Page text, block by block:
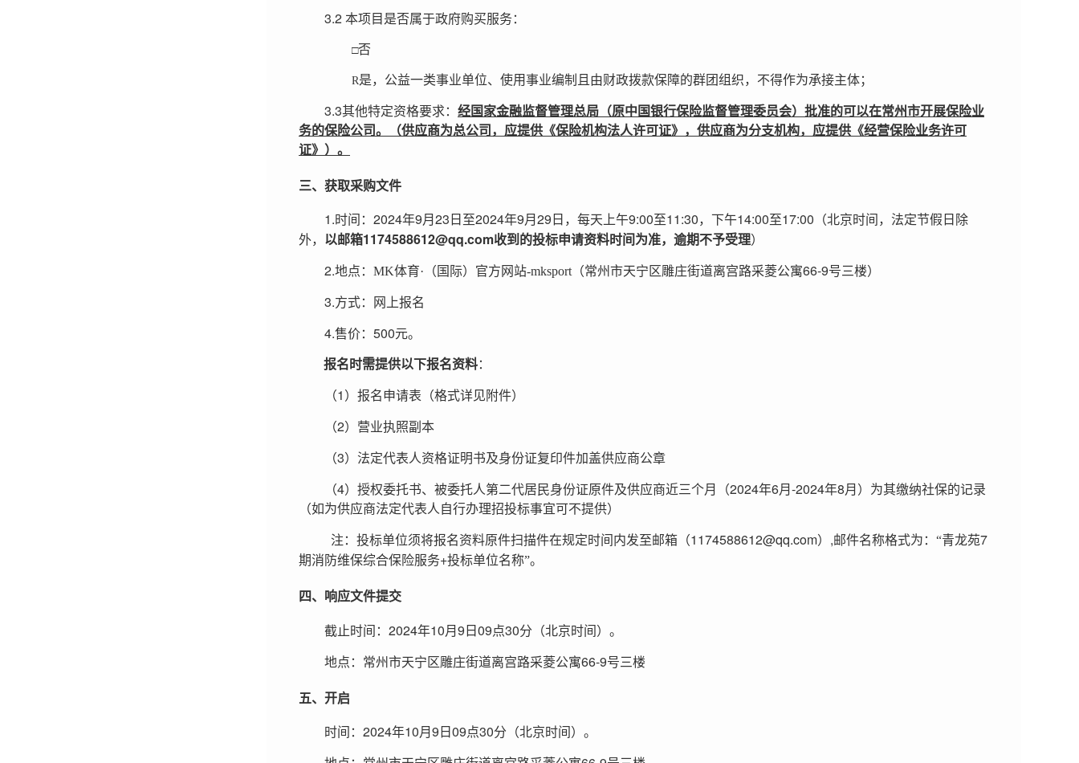
3.2 本项目是否属于政府购买服务：
□否
R是，公益一类事业单位、使用事业编制且由财政拨款保障的群团组织，不得作为承接主体；
3.3其他特定资格要求： 经国家金融监督管理总局（原中国银行保险监督管理委员会）批准的可以在常州市开展保险业
务的保险公司。（供应商为总公司，应提供《保险机构法人许可证》，供应商为分支机构，应提供《经营保险业务许可
证》）。
三、获取采购文件
1.时间： 2024年9月 23 日至2024年9月 29 日， 每天上午9:00至11:30，下午14:00至17:00 （北京时间，法定节假日除
外， 以邮箱1174588612@qq.com收到的投标申请资料时间为准，逾期不予受理）
2.地点：MK体育·（国际）官方网站-mksport（常州市天宁区雕庄街道离宫路采菱公寓66-9号三楼）
3.方式：网上报名
4.售价： 500元。
报名时需提供以下报名资料：
（1） 报名申请表（格式详见附件）
（2） 营业执照副本
（3） 法定代表人资格证明书及身份证复印件加盖供应商公章
（4） 授权委托书、被委托人第二代居民身份证原件及供应商近三个月（2024年6月 -2024年8月）为其缴纳社保的记录
（如为供应商法定代表人自行办理招投标事宜可不提供）
注：投标单位须将报名资料原件扫描件在规定时间内发至邮箱（1174588612@qq.com） ,邮件名称格式为：“青龙苑7
期消防维保综合保险服务+投标单位名称”。
四、 响应文件提交
截止时间： 2024年10月 9 日 09点30分（北京时间）。
地点：常州市天宁区雕庄街道离宫路采菱公寓66-9号三楼
五、开启
时间： 2024年10月 9 日 09点30分（北京时间）。